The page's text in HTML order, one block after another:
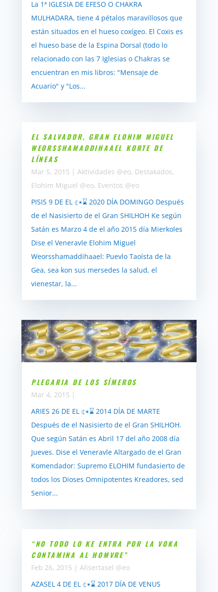
La 1ª IGLESIA DE EFESO O CHAKRA
MULHADARA, tiene 4 pétalos maravillosos que
están situados en el hueso coxígeo. El Coxis es
el hueso base de la Espina Dorsal (todo lo
relacionado con las 7 Iglesias o Chakras se
encuentran en mis libros: "Mensaje de
Acuario" y "Los...
EL SALVADOR, GRAN ELOHIM MIGUEL
WEORSSHAMADDIHAAEL KORTE DE
LÍNEAS
Mar 5, 2015 | Aktividades @eo, Destakados,
Elohim Miguel @eo, Eventos @eo
PISIS 9 DE EL ☾☀⌛ 2020 DÍA DOMINGO Después
de el Nasisierto de el Gran SHILHOH Ke según
Satán es Marzo 4 de el año 2015 día Mierkoles
Dise el Veneravle Elohim Miguel
Weorsshamaddihaael: Puevlo Taoísta de la
Gea, sea kon sus mersedes la salud, el
vienestar, la...
PLEGARIA DE LOS SÍMEROS
Mar 4, 2015 |
ARIES 26 DE EL ☾☀⌛ 2014 DÍA DE MARTE
Después de el Nasisierto de el Gran SHILHOH.
Que según Satán es Abril 17 del año 2008 día
Jueves. Dise el Veneravle Altargado de el Gran
Komendador: Supremo ELOHIM fundasierto de
todos los Dioses Omnipotentes Kreadores, sed
Senior...
“NO TODO LO KE ENTRA POR LA VOKA
CONTAMINA AL HOMVRE”
Feb 26, 2015 | Alisertasel @eo
AZASEL 4 DE EL ☾☀⌛ 2017 DÍA DE VENUS